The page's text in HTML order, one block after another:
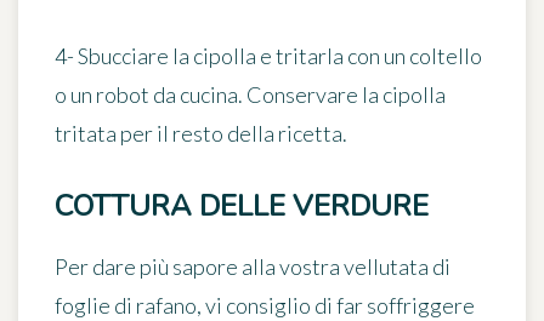
4- Sbucciare la cipolla e tritarla con un coltello
o un robot da cucina. Conservare la cipolla
tritata per il resto della ricetta.
COTTURA DELLE VERDURE
Per dare più sapore alla vostra vellutata di
foglie di rafano, vi consiglio di far soffriggere